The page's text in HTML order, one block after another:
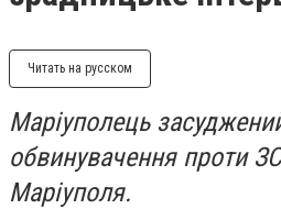
Читать на русском
Маріуполець
обвинувачення проти
Маріуполя.